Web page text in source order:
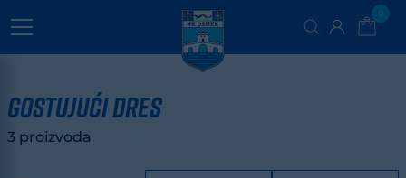
0
GOSTUJUĆI DRES
3 proizvoda